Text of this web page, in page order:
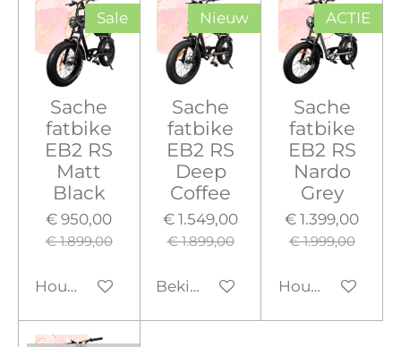
Sale
Sache
fatbike
EB2 RS
Matt
Black
€ 950,00
€ 1.899,00
Houd mij op de hoogte
Nieuw
Sache
fatbike
EB2 RS
Deep
Coffee
€ 1.549,00
€ 1.899,00
Bekijk details
ACTIE
Sache
fatbike
EB2 RS
Nardo
Grey
€ 1.399,00
€ 1.999,00
Houd mij op